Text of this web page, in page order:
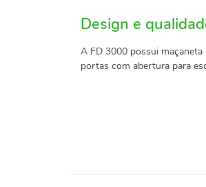
Design e
A FD 3000 possui
portas com abertura para